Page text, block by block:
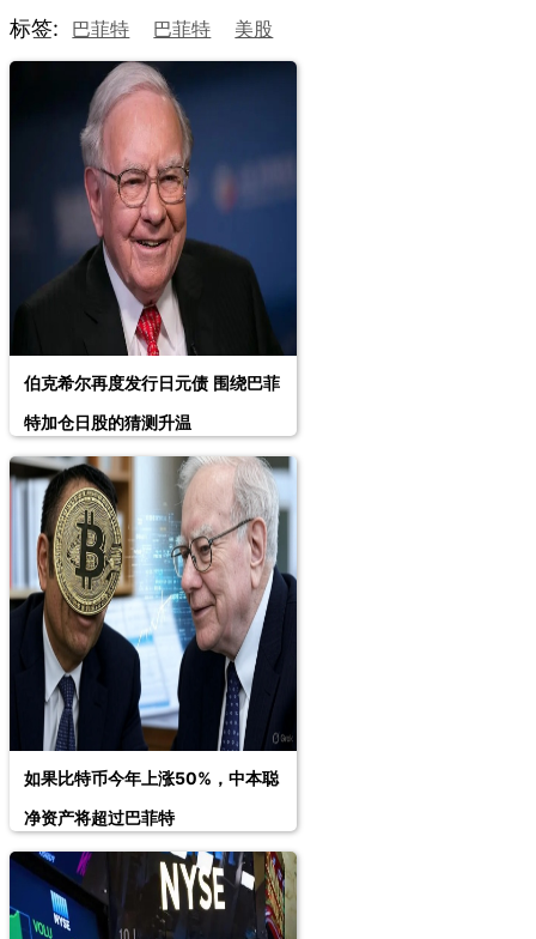
标签: 巴菲特 巴菲特 美股
伯克希尔再度发行日元债 围绕巴菲
特加仓日股的猜测升温
如果比特币今年上涨50%，中本聪
净资产将超过巴菲特